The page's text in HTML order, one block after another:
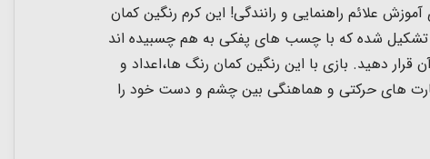
علائم راهنمایی و رانندگی! این کرم رنگین کمان
پلاستیکی روان می باشد و کودک به راحتی می تواند آن را حرکت دهد. این کرم رنگین کمانی از 10 تکه تشکیل شده که با چسب های پفکی به هم چسبیده اند
آن قرار دهید. بازی با این رنگین کمان رنگ ها،اعداد و
های حرکتی و هماهنگی بین چشم و دست خود را